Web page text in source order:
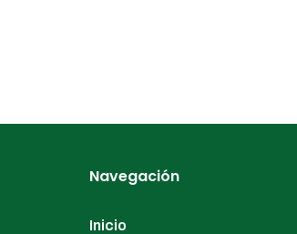
Navegación
Inicio